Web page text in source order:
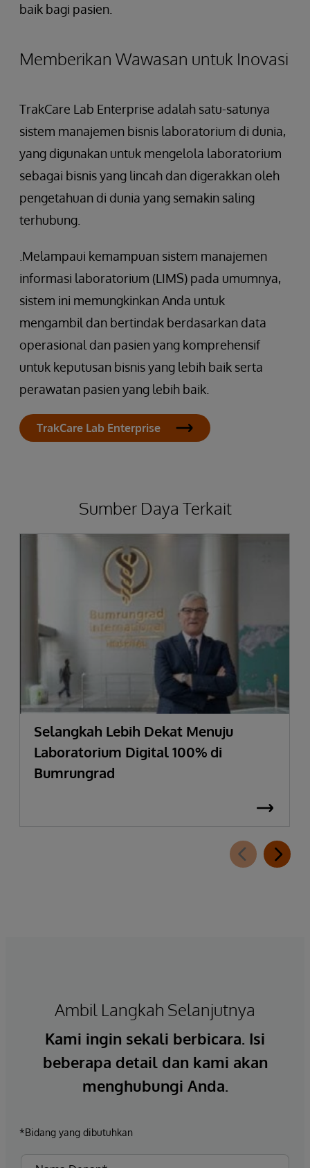
baik bagi pasien.
Memberikan Wawasan untuk Inovasi
TrakCare Lab Enterprise adalah satu-satunya
sistem manajemen bisnis laboratorium di dunia,
yang digunakan untuk mengelola laboratorium
sebagai bisnis yang lincah dan digerakkan oleh
pengetahuan di dunia yang semakin saling
terhubung.
.Melampaui kemampuan sistem manajemen
informasi laboratorium (LIMS) pada umumnya,
sistem ini memungkinkan Anda untuk
mengambil dan bertindak berdasarkan data
operasional dan pasien yang komprehensif
untuk keputusan bisnis yang lebih baik serta
perawatan pasien yang lebih baik.
TrakCare Lab Enterprise
Sumber Daya Terkait
Selangkah Lebih Dekat Menuju
Laboratorium Digital 100% di
Bumrungrad
Ambil Langkah Selanjutnya
Kami ingin sekali berbicara. Isi
beberapa detail dan kami akan
menghubungi Anda.
*Bidang yang dibutuhkan